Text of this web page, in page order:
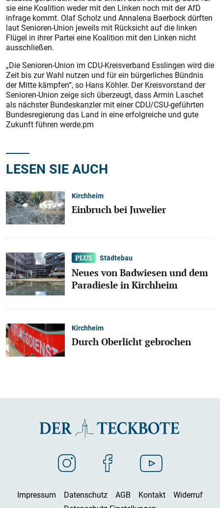
sie eine Koalition weder mit den Linken noch mit der AfD
infrage kommt. Olaf Scholz und Annalena Baerbock dürften
laut Senioren-Union jeweils mit Rücksicht auf die linken
Flügel in ihrer Partei eine Koalition mit den Linken nicht
ausschließen.
„Die Senioren-Union im CDU-Kreisverband Esslingen wird die
Zeit bis zur Wahl nutzen und für ein bürgerliches Bündnis
der Mitte kämpfen“, so Hans Köhler. Der Kreisvorstand der
Senioren-Union zeige sich überzeugt, dass Armin Laschet
als nächster Bundeskanzler mit einer CDU/CSU-geführten
Bundesregierung das Land in eine erfolgreiche und gute
Zukunft führen werde.pm
LESEN SIE AUCH
Kirchheim
Einbruch bei Juwelier
Städtebau
Neues von Badwiesen und dem
Paradiesle in Kirchheim
Kirchheim
Durch Oberlicht gebrochen
Impressum Datenschutz AGB Kontakt
Widerruf